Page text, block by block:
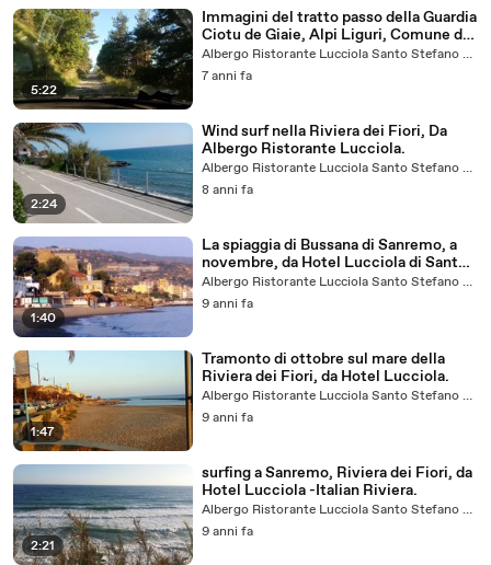
5:22
Immagini del tratto passo della Guardia
Ciotu de Giaie, Alpi Liguri, Comune di
Triora, da Albergo Lucciola di Santo
Stefano al Mare - Imperia
Albergo Ristorante Lucciola Santo Stefano al Mare
7 anni fa
2:24
Wind surf nella Riviera dei Fiori, Da
Albergo Ristorante Lucciola.
Albergo Ristorante Lucciola Santo Stefano al Mare
8 anni fa
1:40
La spiaggia di Bussana di Sanremo, a
novembre, da Hotel Lucciola di Santo
Stefano al Mare.
Albergo Ristorante Lucciola Santo Stefano al Mare
9 anni fa
1:47
Tramonto di ottobre sul mare della
Riviera dei Fiori, da Hotel Lucciola.
Albergo Ristorante Lucciola Santo Stefano al Mare
9 anni fa
2:21
surfing a Sanremo, Riviera dei Fiori, da
Hotel Lucciola -Italian Riviera.
Albergo Ristorante Lucciola Santo Stefano al Mare
9 anni fa